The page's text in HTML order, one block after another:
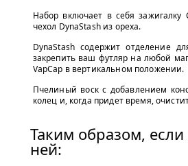
Набор включает в себя
чехол DynaStash из ореха.
DynaStash содержит отделение
закрепить ваш футляр на любой
VapCap в вертикальном положении.
Пчелиный воск с добавлением
колец и, когда придет время,
Таким образом,
ней: